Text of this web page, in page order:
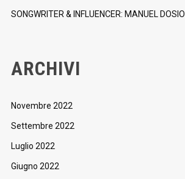
SONGWRITER & INFLUENCER: MANUEL DOSIO
ARCHIVI
Novembre 2022
Settembre 2022
Luglio 2022
Giugno 2022